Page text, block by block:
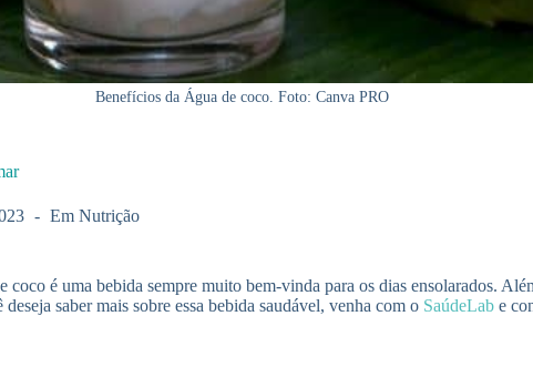
Benefícios da Água de coco. Foto: Canva PRO
Em Nutrição
é uma bebida sempre muito bem-vinda para os dias ensolarados.
saber mais sobre essa bebida saudável, venha com o SaúdeLab e